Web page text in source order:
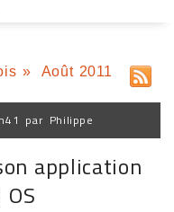
» Août 2011
par Philippe
application